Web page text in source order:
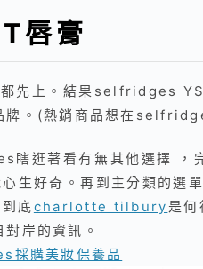
唇膏
先上。結果selfridges
牌。(熱銷商品想在
逛著看有無其他選擇 ，
心生好奇。再到主分類的
底charlotte tilbury 是
岸的資訊。
購美妝保養品